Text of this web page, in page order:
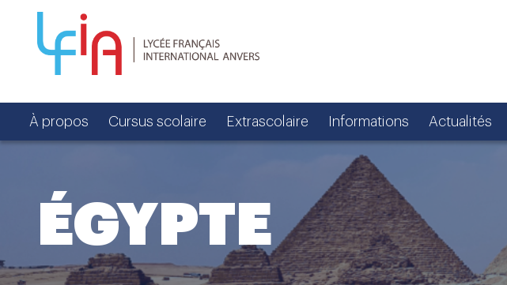
À propos Cursus scolaire Extrascolaire Informations Actualités
ÉGYPTE